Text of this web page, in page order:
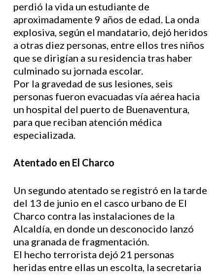
perdió la vida un estudiante de
aproximadamente 9 años de edad. La onda
explosiva, según el mandatario, dejó heridos
a otras diez personas, entre ellos tres niños
que se dirigían a su residencia tras haber
culminado su jornada escolar.
Por la gravedad de sus lesiones, seis
personas fueron evacuadas vía aérea hacia
un hospital del puerto de Buenaventura,
para que reciban atención médica
especializada.
Atentado en El Charco
Un segundo atentado se registró en la tarde
del 13 de junio en el casco urbano de El
Charco contra las instalaciones de la
Alcaldía, en donde un desconocido lanzó
una granada de fragmentación.
El hecho terrorista dejó 21 personas
heridas entre ellas un escolta, la secretaria